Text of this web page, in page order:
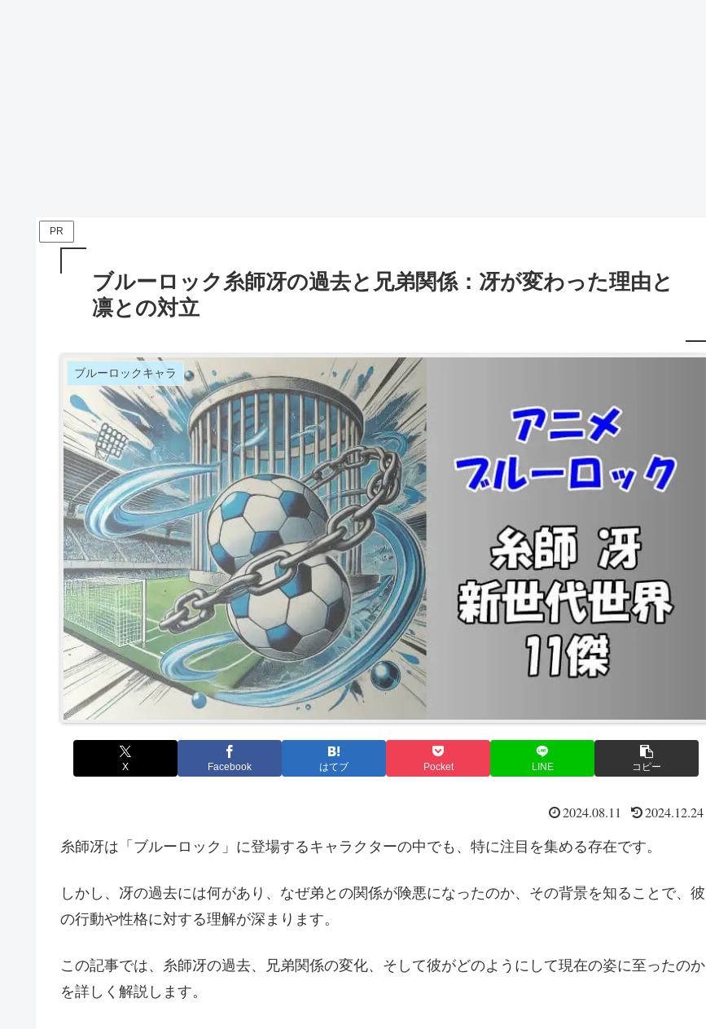
PR
ブルーロック糸師冴の過去と兄弟関係：冴が変わった理由と
凛との対立
ブルーロックキャラ
X Facebook はてブ Pocket LINE コピー
2024.08.11 2024.12.24
糸師冴は「ブルーロック」に登場するキャラクターの中でも、特に注目を集める存在です。
しかし、冴の過去には何があり、なぜ弟との関係が険悪になったのか、その背景を知ることで、彼
の行動や性格に対する理解が深まります。
この記事では、糸師冴の過去、兄弟関係の変化、そして彼がどのようにして現在の姿に至ったのか
を詳しく解説します。